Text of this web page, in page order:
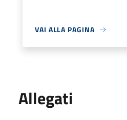
VAI ALLA PAGINA
Allegati